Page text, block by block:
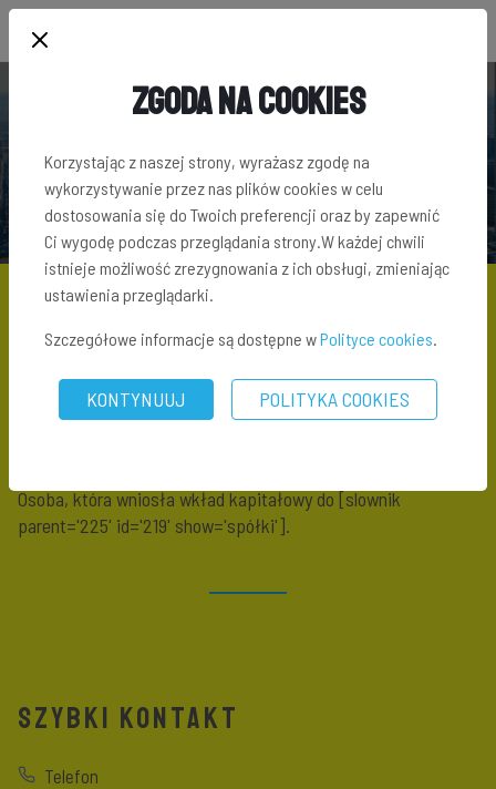
SŁOWNIK TERMINÓW INWESTYCYJNYCH
SŁOWNIK TERMINÓW INWESTYCYJNYCH\ WSPÓLNIK SPÓŁKI
Wspólnik spółki
Osoba, która wniosła wkład kapitałowy do [slownik
parent='225' id='219' show='spółki'].
SZYBKI KONTAKT
Telefon
Zgoda na Cookies
Korzystając z naszej strony, wyrażasz zgodę na
wykorzystywanie przez nas plików cookies w celu
dostosowania się do Twoich preferencji oraz by zapewnić
Ci wygodę podczas przeglądania strony.W każdej chwili
istnieje możliwość zrezygnowania z ich obsługi, zmieniając
ustawienia przeglądarki.
Szczegółowe informacje są dostępne wPolityce cookies.
KONTYNUUJ POLITYKA COOKIES